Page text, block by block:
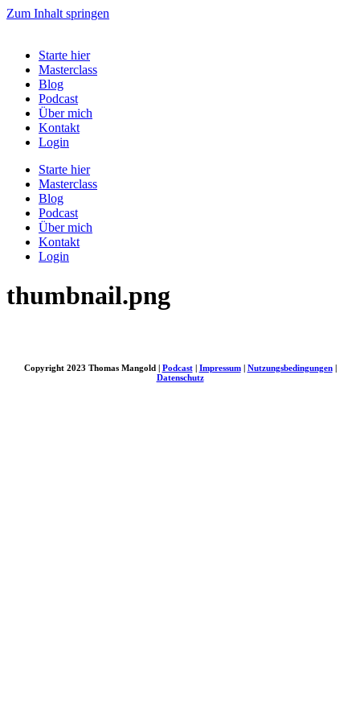
Zum Inhalt springen
Starte hier
Masterclass
Blog
Podcast
Über mich
Kontakt
Login
Starte hier
Masterclass
Blog
Podcast
Über mich
Kontakt
Login
thumbnail.png
Copyright 2023 Thomas Mangold | Podcast| Impressum| Nutzungsbedingungen|
Datenschutz